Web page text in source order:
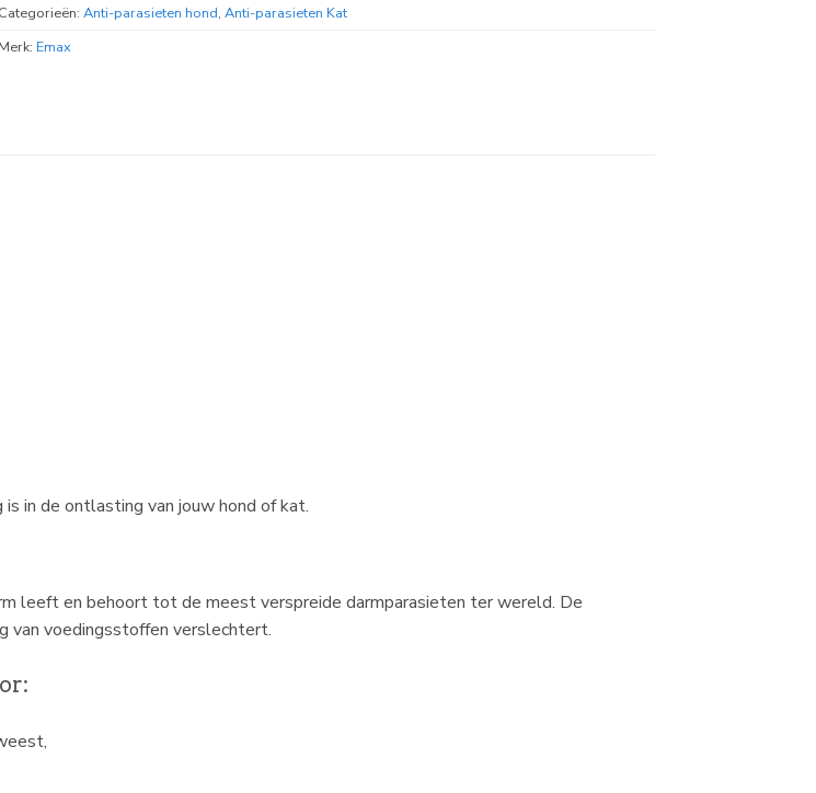
Categorieën: Anti-parasieten hond, Anti-parasieten Kat
Merk: Emax
in de ontlasting van jouw hond of kat.
leeft en behoort tot de meest verspreide darmparasieten ter wereld. De
van voedingsstoffen verslechtert.